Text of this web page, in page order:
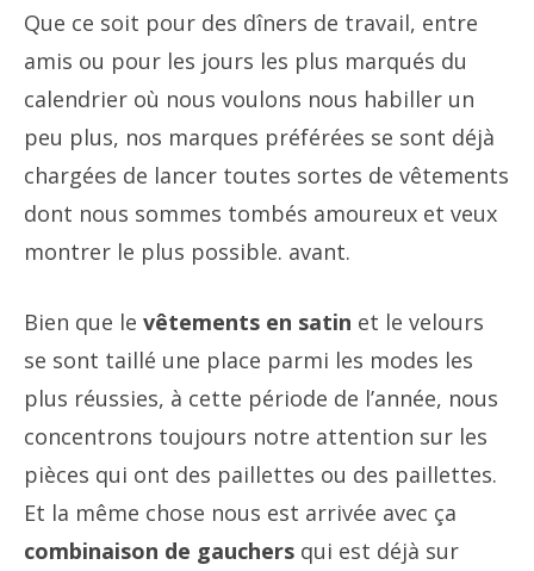
Que ce soit pour des dîners de travail, entre
amis ou pour les jours les plus marqués du
calendrier où nous voulons nous habiller un
peu plus, nos marques préférées se sont déjà
chargées de lancer toutes sortes de vêtements
dont nous sommes tombés amoureux et veux
montrer le plus possible. avant.
Bien que le vêtements en satin et le velours
se sont taillé une place parmi les modes les
plus réussies, à cette période de l’année, nous
concentrons toujours notre attention sur les
pièces qui ont des paillettes ou des paillettes.
Et la même chose nous est arrivée avec ça
combinaison de gauchers qui est déjà sur